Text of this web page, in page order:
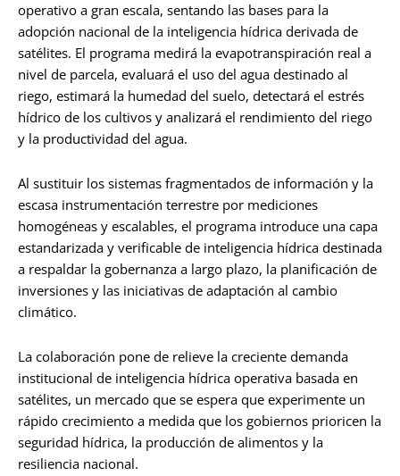
operativo a gran escala, sentando las bases para la
adopción nacional de la inteligencia hídrica derivada de
satélites. El programa medirá la evapotranspiración real a
nivel de parcela, evaluará el uso del agua destinado al
riego, estimará la humedad del suelo, detectará el estrés
hídrico de los cultivos y analizará el rendimiento del riego
y la productividad del agua.
Al sustituir los sistemas fragmentados de información y la
escasa instrumentación terrestre por mediciones
homogéneas y escalables, el programa introduce una capa
estandarizada y verificable de inteligencia hídrica destinada
a respaldar la gobernanza a largo plazo, la planificación de
inversiones y las iniciativas de adaptación al cambio
climático.
La colaboración pone de relieve la creciente demanda
institucional de inteligencia hídrica operativa basada en
satélites, un mercado que se espera que experimente un
rápido crecimiento a medida que los gobiernos prioricen la
seguridad hídrica, la producción de alimentos y la
resiliencia nacional.